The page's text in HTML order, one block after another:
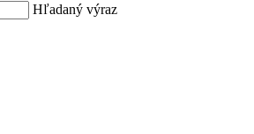
Hľadaný výraz